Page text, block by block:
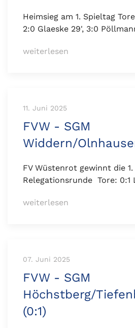
Heimsieg am 1. Spieltag
2:0 Glaeske 29', 3:0
weiterlesen
11. Juni 2025
FVW - SGM
Widdern/
FV Wüstenrot gewinnt die 1.
Relegationsrunde Tore: 0:1
weiterlesen
07. Juni 2025
FVW - SGM
Höchstberg/
(0:1)